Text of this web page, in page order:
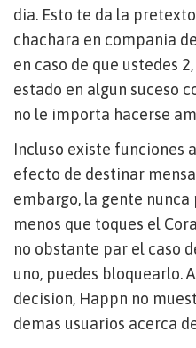
dia. Esto te da la
chachara en compania
en caso de que ustedes
estado en algun suceso
no le importa hacerse
Incluso existe funciones
efecto de destinar
embargo, la gente
menos que toques el
no obstante par el caso
uno, puedes bloquearlo.
decision, Happn no
demas usuarios acerca